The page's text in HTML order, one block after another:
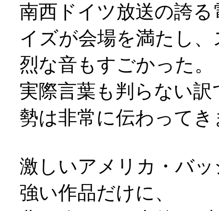
南西ドイツ放送の誇
イズが会場を満たし
烈な音もすごかった。
実際言葉も判らない
勢は非常に伝わって
激しいアメリカ・バ
強い作品だけに、